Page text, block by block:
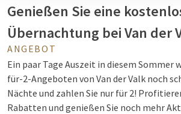
Genießen Sie eine
Übernachtung bei Van der
ANGEBOT
Ein paar Tage Auszeit in diesem Sommer
für-2-Angeboten von Van der Valk noch
Nächte und zahlen Sie nur für 2!
Rabatten und genießen Sie noch mehr